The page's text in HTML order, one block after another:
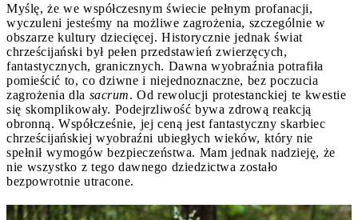
Myślę, że we współczesnym świecie pełnym profanacji,
wyczuleni jesteśmy na możliwe zagrożenia, szczególnie w
obszarze kultury dziecięcej. Historycznie jednak świat
chrześcijański był pełen przedstawień zwierzęcych,
fantastycznych, granicznych. Dawna wyobraźnia potrafiła
pomieścić to, co dziwne i niejednoznaczne, bez poczucia
zagrożenia dla sacrum. Od rewolucji protestanckiej te kwestie
się skomplikowały. Podejrzliwość bywa zdrową reakcją
obronną. Współcześnie, jej ceną jest fantastyczny skarbiec
chrześcijańskiej wyobraźni ubiegłych wieków, który nie
spełnił wymogów bezpieczeństwa. Mam jednak nadzieję, że
nie wszystko z tego dawnego dziedzictwa zostało
bezpowrotnie utracone.